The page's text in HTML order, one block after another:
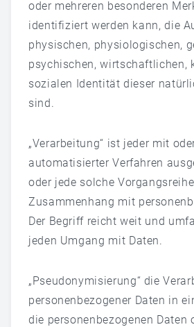
oder mehreren besonderen
identifiziert werden kann, die
physischen, physiologischen,
psychischen, wirtschaftlichen,
sozialen Identität dieser
sind.
„Verarbeitung“ ist jeder mit
automatisierter Verfahren
oder jede solche
Zusammenhang mit
Der Begriff reicht weit und
jeden Umgang mit Daten.
„Pseudonymisierung“ die
personenbezogener Daten in
die personenbezogenen Daten